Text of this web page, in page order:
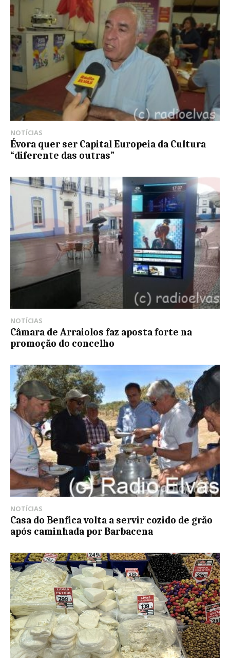
NOTÍCIAS
Évora quer ser Capital Europeia da Cultura
“diferente das outras”
NOTÍCIAS
Câmara de Arraiolos faz aposta forte na
promoção do concelho
NOTÍCIAS
Casa do Benfica volta a servir cozido de grão
após caminhada por Barbacena